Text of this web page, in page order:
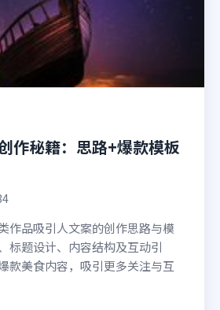
作秘籍：思路+爆款模板
作品吸引人文案的创作思路与模
标题设计、内容结构及互动引
款美食内容，吸引更多关注与互